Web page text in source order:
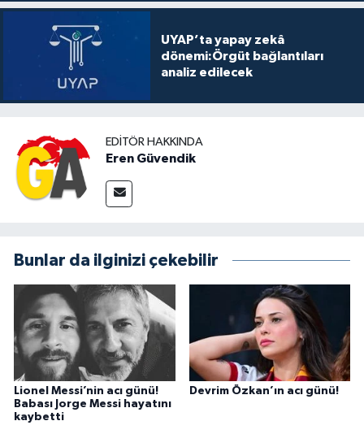
UYAP’ta yapay zekâ
dönemi:Örgüt bağlantıları
analiz edilecek
EDITÖR HAKKINDA
Eren Güvendik
Bunlar da ilginizi çekebilir
Lionel Messi’nin acı günü!
Babası Jorge Messi hayatını
kaybetti
Devrim Özkan’ın acı günü!